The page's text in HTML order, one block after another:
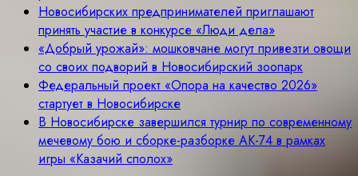
Новосибирских предпринимателей приглашают
принять участие в конкурсе «Люди дела»
«Добрый урожай»: мошковчане могут привезти овощи
со своих подворий в Новосибирский зоопарк
Федеральный проект «Опора на качество 2026»
стартует в Новосибирске
В Новосибирске завершился турнир по современному
мечевому бою и сборке-разборке АК-74 в рамках
игры «Казачий сполох»